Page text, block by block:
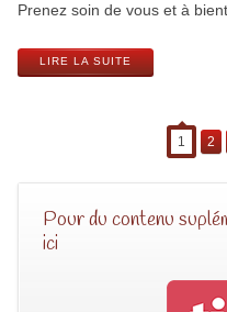
Prenez soin de vous et à
LIRE LA SUITE
1 2
Pour du contenu
ici